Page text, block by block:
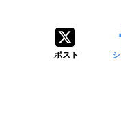
ポスト